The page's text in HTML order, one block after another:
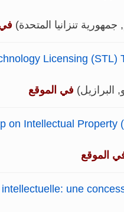
Licensing
في الموقع
on Intellectual Property
الموقع
une